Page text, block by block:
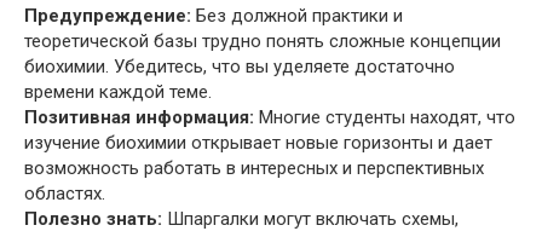
Предупреждение: Без должной практики и
теоретической базы трудно понять сложные концепции
биохимии. Убедитесь, что вы уделяете достаточно
времени каждой теме.
Позитивная информация: Многие студенты находят, что
изучение биохимии открывает новые горизонты и дает
возможность работать в интересных и перспективных
областях.
Полезно знать: Шпаргалки могут включать схемы,